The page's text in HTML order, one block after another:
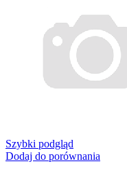
Szybki podgląd
Dodaj do porównania